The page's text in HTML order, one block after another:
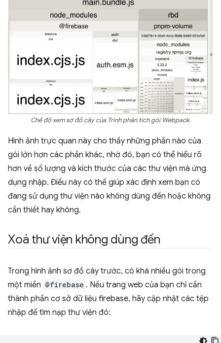
Chế độ xem sơ đồ cây của Trình phân tích gói Webpack.
Hình ảnh trực quan này cho thấy những phần nào của
gói lớn hơn các phần khác, nhờ đó, bạn có thể hiểu rõ
hơn về số lượng và kích thước của các thư viện mà ứng
dụng nhập. Điều này có thể giúp xác định xem bạn có
đang sử dụng thư viện nào không dùng đến hoặc không
cần thiết hay không.
Xoá thư viện không dùng đến
Trong hình ảnh sơ đồ cây trước, có khá nhiều gói trong
một miền @firebase . Nếu trang web của bạn chỉ cần
thành phần cơ sở dữ liệu firebase, hãy cập nhật các tệp
nhập để tìm nạp thư viện đó: